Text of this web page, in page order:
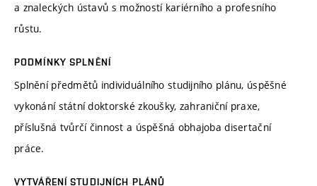
a znaleckých ústavů s možností kariérního a profesního
růstu.
PODMÍNKY SPLNĚNÍ
Splnění předmětů individuálního studijního plánu, úspěšné
vykonání státní doktorské zkoušky, zahraniční praxe,
příslušná tvůrčí činnost a úspěšná obhajoba disertační
práce.
VYTVÁŘENÍ STUDIJNÍCH PLÁNŮ